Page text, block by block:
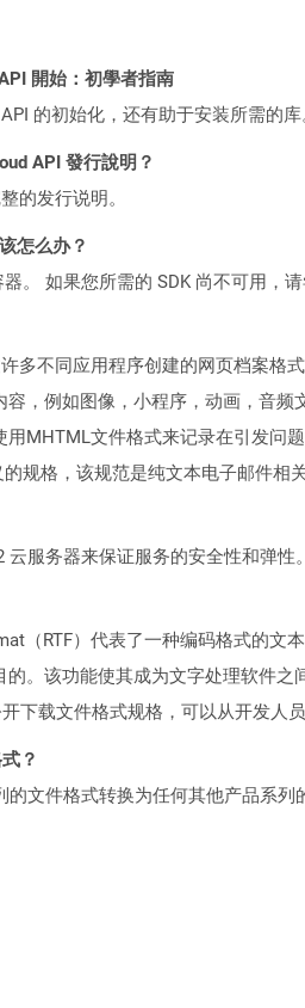
開始：初學者指南
的初始化，还有助于安装所需的库
API 發行說明？
的发行说明。
怎么办？
。 如果您所需的 SDK 尚不可用，请
多不同应用程序创建的网页档案格
，例如图像，小程序，动画，音
MHTML文件格式来记录在引发问
规格，该规范是纯文本电子邮件相
云服务器来保证服务的安全性和弹
（RTF）代表了一种编码格式的
。该功能使其成为文字处理软件
下载文件格式规格，可以从开发人员
？
文件格式转换为任何其他产品系列